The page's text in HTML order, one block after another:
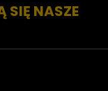
SIĘ NASZE